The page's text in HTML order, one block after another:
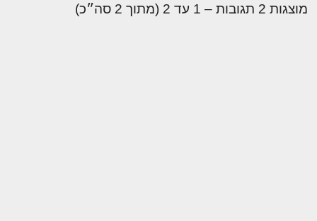
מוצגות 2 תגובות – 1 עד 2 (מתוך 2 סה״כ)